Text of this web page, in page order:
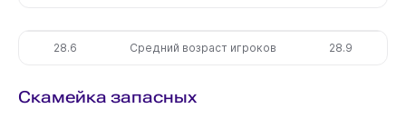
28.6 Средний возраст игроков 28.9
Скамейка запасных